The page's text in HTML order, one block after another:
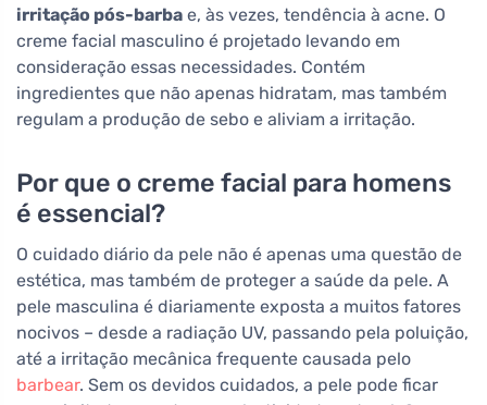
irritação pós-barba e, às vezes, tendência à acne. O
creme facial masculino é projetado levando em
consideração essas necessidades. Contém
ingredientes que não apenas hidratam, mas também
regulam a produção de sebo e aliviam a irritação.
Por que o creme facial para homens
é essencial?
O cuidado diário da pele não é apenas uma questão de
estética, mas também de proteger a saúde da pele. A
pele masculina é diariamente exposta a muitos fatores
nocivos – desde a radiação UV, passando pela poluição,
até a irritação mecânica frequente causada pelo
barbear. Sem os devidos cuidados, a pele pode ficar